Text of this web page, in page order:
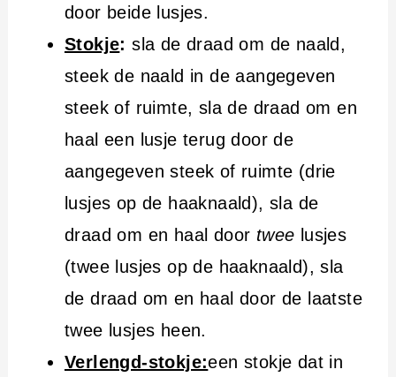
door beide lusjes.
Stokje:sla de draad om de naald,
steek de naald in de aangegeven
steek of ruimte, sla de draad om en
haal een lusje terug door de
aangegeven steek of ruimte (drie
lusjes op de haaknaald), sla de
draad om en haal door twee lusjes
(twee lusjes op de haaknaald), sla
de draad om en haal door de laatste
twee lusjes heen.
Verlengd-stokje:een stokje dat in